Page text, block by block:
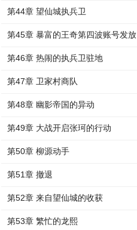
第44章 望仙城执兵卫
第45章 暴富的王奇第四波账号发放
第46章 热闹的执兵卫驻地
第47章 卫家村商队
第48章 幽影帝国的异动
第49章 大战开启张珂的行动
第50章 柳源动手
第51章 撤退
第52章 来自望仙城的收获
第53章 繁忙的龙熙